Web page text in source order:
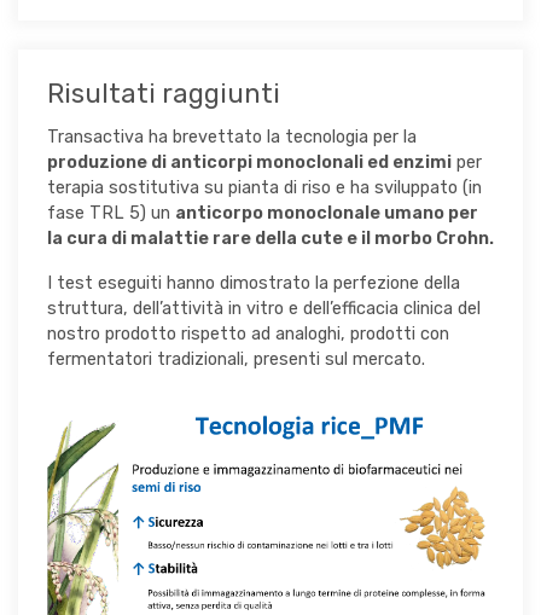
Risultati raggiunti
Transactiva ha brevettato la tecnologia per la
produzione di anticorpi monoclonali ed enzimi per
terapia sostitutiva su pianta di riso e ha sviluppato (in
fase TRL 5) un anticorpo monoclonale umano per
la cura di malattie rare della cute e il morbo Crohn.
I test eseguiti hanno dimostrato la perfezione della
struttura, dell’attività in vitro e dell’efficacia clinica del
nostro prodotto rispetto ad analoghi, prodotti con
fermentatori tradizionali, presenti sul mercato.